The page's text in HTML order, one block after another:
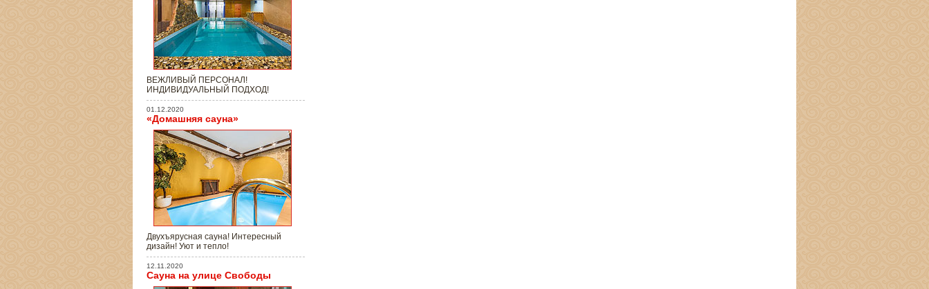
ВЕЖЛИВЫЙ ПЕРСОНАЛ!
ИНДИВИДУАЛЬНЫЙ ПОДХОД!
01.12.2020
«Домашняя сауна»
Двухъярусная сауна! Интересный
дизайн! Уют и тепло!
12.11.2020
Сауна на улице Свободы